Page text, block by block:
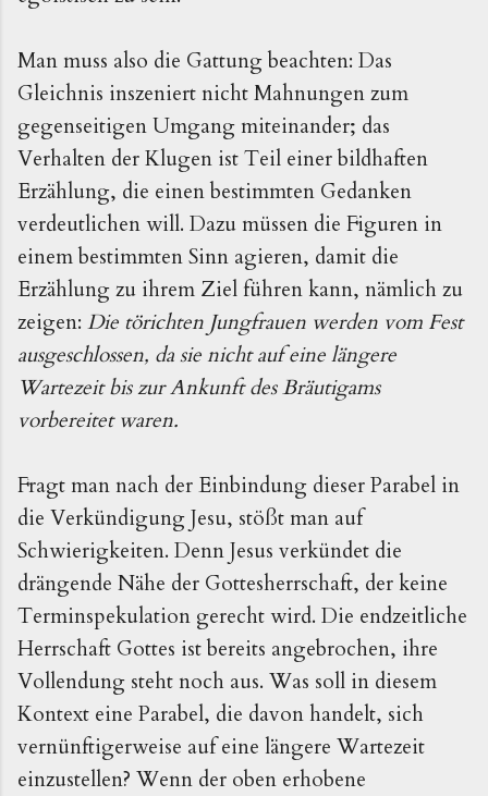
Man muss also die Gattung beachten: Das
Gleichnis inszeniert nicht Mahnungen zum
gegenseitigen Umgang miteinander; das
Verhalten der Klugen ist Teil einer bildhaften
Erzählung, die einen bestimmten Gedanken
verdeutlichen will. Dazu müssen die Figuren in
einem bestimmten Sinn agieren, damit die
Erzählung zu ihrem Ziel führen kann, nämlich zu
zeigen: Die törichten Jungfrauen werden vom Fest
ausgeschlossen, da sie nicht auf eine längere
Wartezeit bis zur Ankunft des Bräutigams
vorbereitet waren.
Fragt man nach der Einbindung dieser Parabel in
die Verkündigung Jesu, stößt man auf
Schwierigkeiten. Denn Jesus verkündet die
drängende Nähe der Gottesherrschaft, der keine
Terminspekulation gerecht wird. Die endzeitliche
Herrschaft Gottes ist bereits angebrochen, ihre
Vollendung steht noch aus. Was soll in diesem
Kontext eine Parabel, die davon handelt, sich
vernünftigerweise auf eine längere Wartezeit
einzustellen? Wenn der oben erhobene